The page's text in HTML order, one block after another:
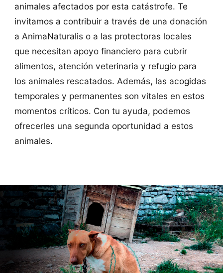
animales afectados por esta catástrofe. Te
invitamos a contribuir a través de una donación
a AnimaNaturalis o a las protectoras locales
que necesitan apoyo financiero para cubrir
alimentos, atención veterinaria y refugio para
los animales rescatados. Además, las acogidas
temporales y permanentes son vitales en estos
momentos críticos. Con tu ayuda, podemos
ofrecerles una segunda oportunidad a estos
animales.